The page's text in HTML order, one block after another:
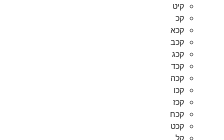
קיט
קכ
קכא
קכב
קכג
קכד
קכה
קכו
קכז
קכח
קכט